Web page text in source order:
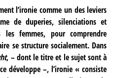
l’ironie comme un des leviers
de duperies, silenciations et
femmes, pour comprendre
se structure socialement. Dans
, – dont le titre et le sujet sont à
développe –, l’ironie « consiste